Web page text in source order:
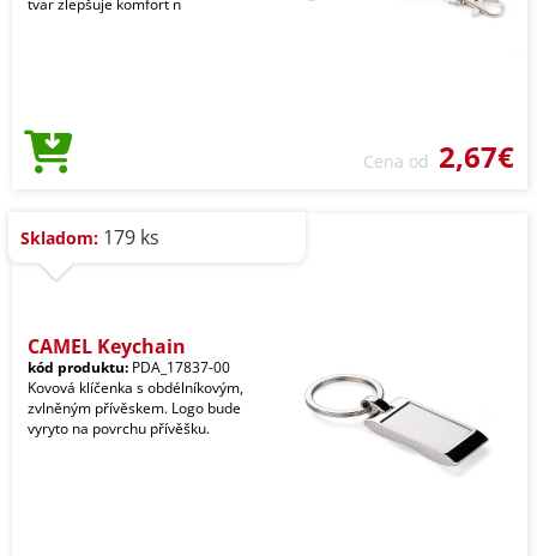
Cena od 2,67€
Skladom: 179 ks
CAMEL Keychain
kód produktu: PDA_17837-00
Kovová klíčenka s obdélníkovým,
zvlněným přívěskem. Logo bude
vyryto na povrchu přívěšku.